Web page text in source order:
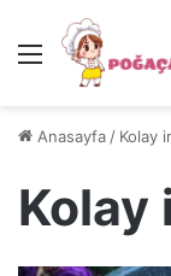
Menü
Anasayfa / Kolay
Kolay